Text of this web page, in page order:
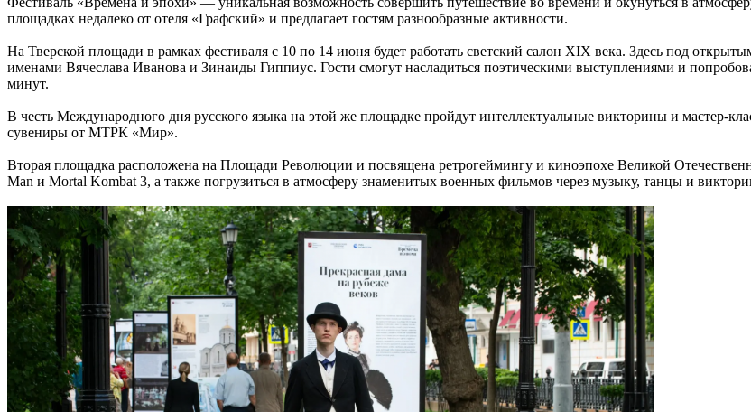
площадках недалеко от отеля «Графский» и предлагает гостям разнообразные активности.
На Тверской площади в рамках фестиваля с 10 по 14 июня будет работать светский салон XIX века. Здесь под
именами Вячеслава Иванова и Зинаиды Гиппиус. Гости смогут насладиться поэтическими выступлениями и
минут.
В честь Международного дня русского языка на этой же площадке пройдут интеллектуальные викторины и мастер-
сувениры от МТРК «Мир».
Вторая площадка расположена на Площади Революции и посвящена ретрогеймингу и киноэпохе Великой
Man и Mortal Kombat 3, а также погрузиться в атмосферу знаменитых военных фильмов через музыку, танцы и